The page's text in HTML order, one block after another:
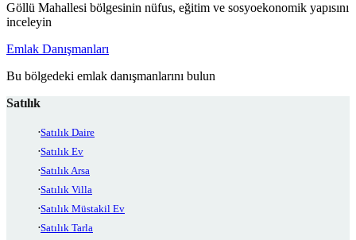
Göllü Mahallesi bölgesinin nüfus, eğitim ve sosyoekonomik yapısını
inceleyin
Emlak Danışmanları
Bu bölgedeki emlak danışmanlarını bulun
Satılık
Satılık Daire
Satılık Ev
Satılık Arsa
Satılık Villa
Satılık Müstakil Ev
Satılık Tarla